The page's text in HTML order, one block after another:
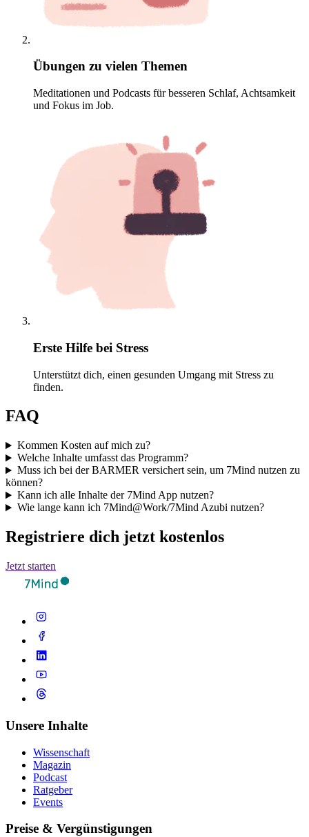
Übungen zu vielen Themen
Meditationen und Podcasts für besseren Schlaf, Achtsamkeit
und Fokus im Job.
Erste Hilfe bei Stress
Unterstützt dich, einen gesunden Umgang mit Stress zu
finden.
FAQ
Kommen Kosten auf mich zu?
Welche Inhalte umfasst das Programm?
Muss ich bei der BARMER versichert sein, um 7Mind nutzen zu
können?
Kann ich alle Inhalte der 7Mind App nutzen?
Wie lange kann ich 7Mind@Work/7Mind Azubi nutzen?
Registriere dich jetzt kostenlos
Jetzt starten
Unsere Inhalte
Wissenschaft
Magazin
Podcast
Ratgeber
Events
Preise & Vergünstigungen